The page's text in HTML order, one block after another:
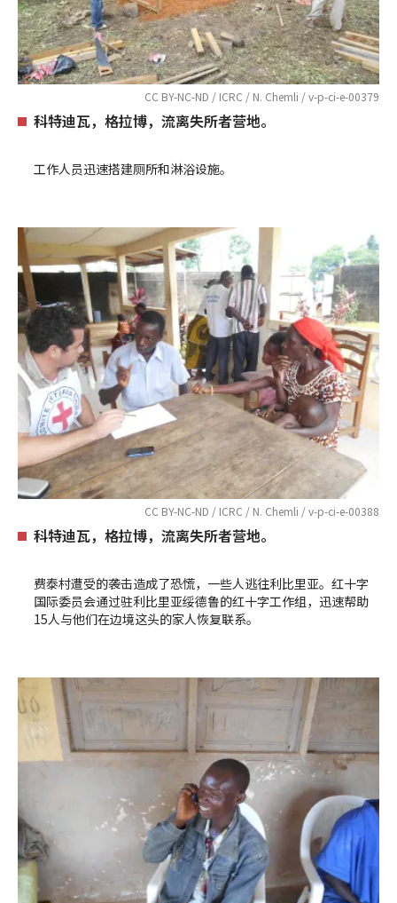
CC BY-NC-ND / ICRC / N. Chemli / v-p-ci-e-00379
科特迪瓦，格拉博，流离失所者营地。
工作人员迅速搭建厕所和淋浴设施。
CC BY-NC-ND / ICRC / N. Chemli / v-p-ci-e-00388
科特迪瓦，格拉博，流离失所者营地。
费泰村遭受的袭击造成了恐慌，一些人逃往利比里亚。红十字
国际委员会通过驻利比里亚绥德鲁的红十字工作组，迅速帮助
15人与他们在边境这头的家人恢复联系。